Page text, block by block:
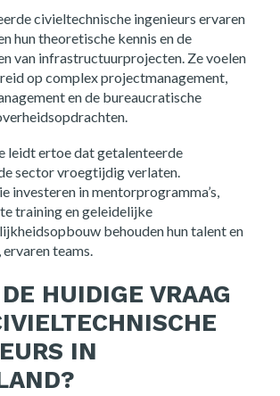
civieltechnische ingenieurs ervaren
hun theoretische kennis en de
van infrastructuurprojecten. Ze voelen
op complex projectmanagement,
en de bureaucratische
leidt ertoe dat getalenteerde
sector vroegtijdig verlaten.
investeren in mentorprogramma’s,
training en geleidelijke
behouden hun talent en
teams.
HUIDIGE VRAAG
IN